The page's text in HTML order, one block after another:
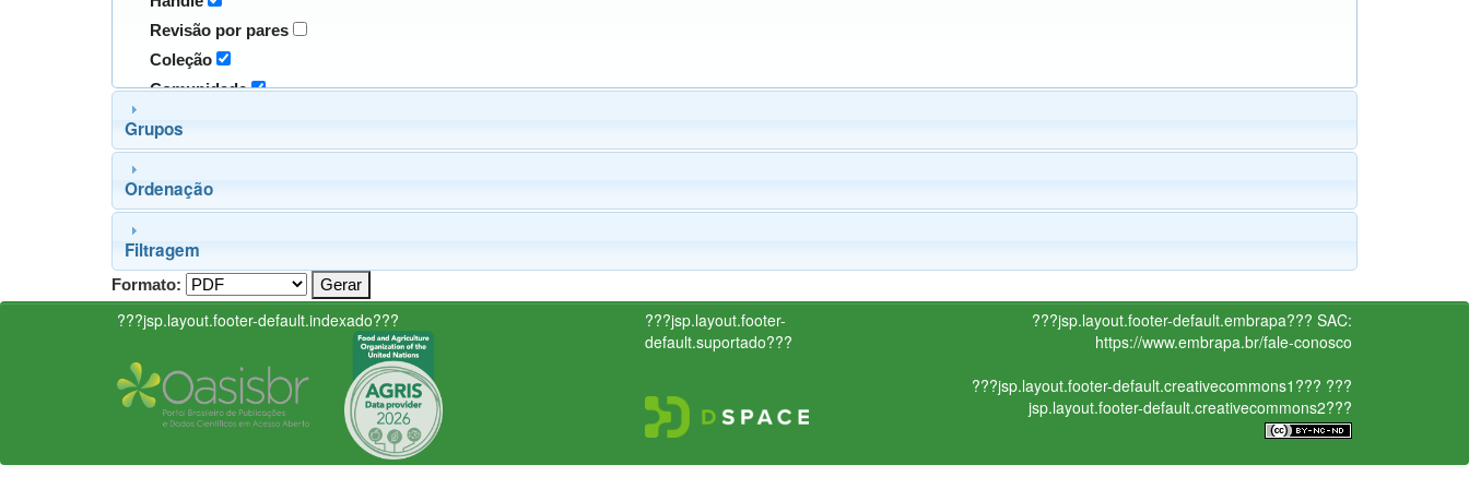
Revisão por pares
Coleção
Comunidade
Grupos
Ordenação
Filtragem
Formato:
???jsp.layout.footer-default.indexado???
???jsp.layout.footer-
default.suportado???
???jsp.layout.footer-default.embrapa??? SAC:
https://www.embrapa.br/fale-conosco
???jsp.layout.footer-default.creativecommons1??? ???
jsp.layout.footer-default.creativecommons2???